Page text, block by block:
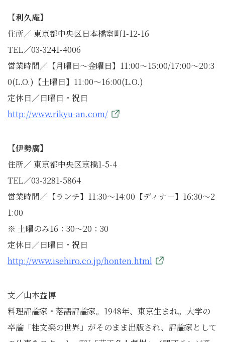
【利久庵】
住所／ 東京都中央区日本橋室町1-12-16
TEL／03-3241-4006
営業時間／【月曜日～金曜日】11:00～15:00/17:00～20:3
0(L.O.)【土曜日】11:00～16:00(L.O.)
定休日／日曜日・祝日
http://www.rikyu-an.com/
【伊勢廣】
住所／ 東京都中央区京橋1-5-4
TEL／03-3281-5864
営業時間／【ランチ】11:30～14:00【ディナ－】16:30～2
1:00
※ 土曜のみ16：30～20：30
定休日／日曜日・祝日
http://www.isehiro.co.jp/honten.html
文／山本益博
料理評論家・落語評論家。1948年、東京生まれ。大学の
卒論「桂文楽の世界」がそのまま出版され、評論家として